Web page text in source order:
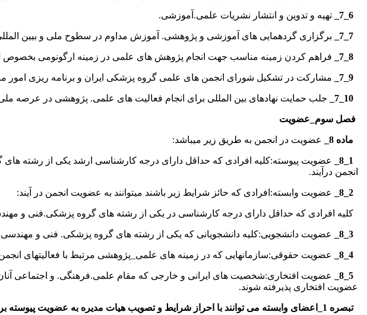
تهیه و تدوین و انتشار نشریات علمی.آموزشی.
برگزاری گردهمایی های آموزشی و پژوهشی. آموزش مداوم در سطوح ملی و بیین
فراهم کردن زمینه مناسب جهت انجام پژوهش های علمی در زمینه ارگونومی
مشارکت در تشکیل شورای انجمن های علمی گروه پزشکی ایران و برنامه ریزی امور
جلب حمایت نهادهای بین المللی برای انجام فعالیت های علمی. پژوهشی در عرصه
فصل سوم_عضویت
ماده 8_ عضویت در انجمن به طریق زیر میباشد:
عضویت پیوسته:کلیه افرادی که حداقل دارای درجه کارشناسی ارشد یکی از رشته
انجمن درآیند.
عضویت وابسته:افرادی که حائز شرایط زیر باشند میتوانند به عضویت انجمن در آیند:
کلیه افرادی که حداقل دارای درجه کارشناسی در یکی از رشته های گروه پزشکی.فنی و
عضویت دانشجویی:کلیه دانشجویانی که یکی از رشته های گروه پزشکی. فنی و
عضویت حقوقی:سازمانهایی که در زمینه های علمی_پژوهشی مرتبط با فعالیتهای
عضویت افتخاری:شخصیت های ایرانی و خارجی که مقام علمی.فرهنگی. و اجتماعی آنان
عضویت افتخاری پذیرفته شوند.
تبصره 1_اعضای وابسته می توانند با احراز شرایط و تصویب هیات مدیره به عضویت پیوسته برگزیده شوند.